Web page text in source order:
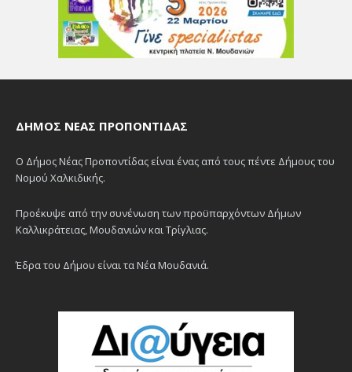
ΔΉΜΟΣ ΝΈΑΣ ΠΡΟΠΟΝΤΊΔΑΣ
Ο Δήμος Νέας Προποντίδας είναι ένας από τους πέντε Δήμους του
Νομού Χαλκιδικής.
Προέκυψε από την συνένωση των προϋπαρχόντων Δήμων
Καλλικράτειας, Μουδανιών και Τρίγλιας.
Έδρα του Δήμου είναι τα Νέα Μουδανιά.